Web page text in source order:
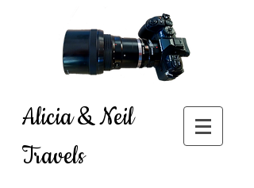
Alicia & Neil
Travels